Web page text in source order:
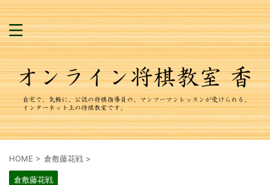
HOME > 倉敷藤花戦 >
倉敷藤花戦